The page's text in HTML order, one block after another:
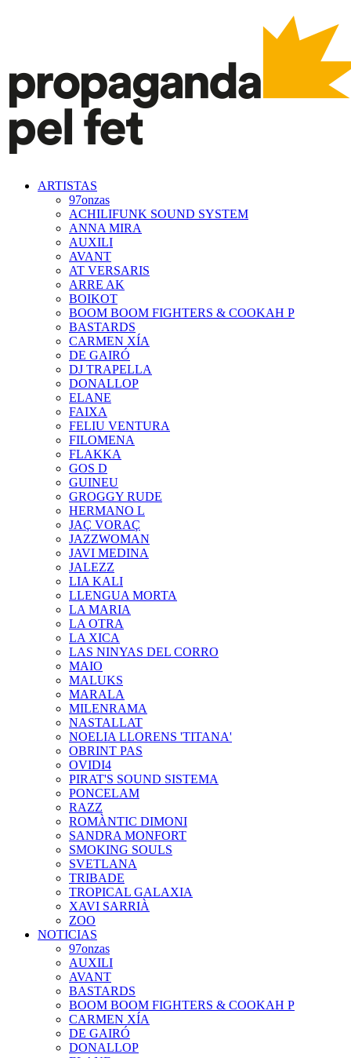
ARTISTAS
97onzas
ACHILIFUNK SOUND SYSTEM
ANNA MIRA
AUXILI
AVANT
AT VERSARIS
ARRE AK
BOIKOT
BOOM BOOM FIGHTERS & COOKAH P
BASTARDS
CARMEN XÍA
DE GAIRÓ
DJ TRAPELLA
DONALLOP
ELANE
FAIXA
FELIU VENTURA
FILOMENA
FLAKKA
GOS D
GUINEU
GROGGY RUDE
HERMANO L
JAÇ VORAÇ
JAZZWOMAN
JAVI MEDINA
JALEZZ
LIA KALI
LLENGUA MORTA
LA MARIA
LA OTRA
LA XICA
LAS NINYAS DEL CORRO
MAIO
MALUKS
MARALA
MILENRAMA
NASTALLAT
NOELIA LLORENS 'TITANA'
OBRINT PAS
OVIDI4
PIRAT'S SOUND SISTEMA
PONCELAM
RAZZ
ROMÀNTIC DIMONI
SANDRA MONFORT
SMOKING SOULS
SVETLANA
TRIBADE
TROPICAL GALAXIA
XAVI SARRIÀ
ZOO
NOTICIAS
97onzas
AUXILI
AVANT
BASTARDS
BOOM BOOM FIGHTERS & COOKAH P
CARMEN XÍA
DE GAIRÓ
DONALLOP